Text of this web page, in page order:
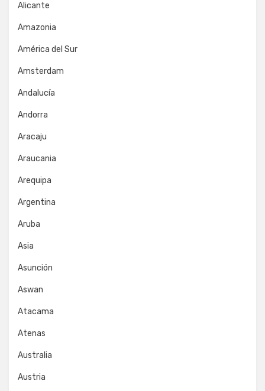
Alicante
Amazonia
América del Sur
Amsterdam
Andalucía
Andorra
Aracaju
Araucania
Arequipa
Argentina
Aruba
Asia
Asunción
Aswan
Atacama
Atenas
Australia
Austria